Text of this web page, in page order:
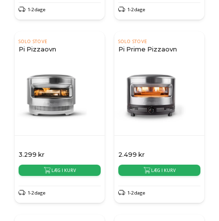
1-2 dage 1-2 dage
SOLO STOVE
Pi Pizzaovn
3.299 kr
LÆG I KURV
1-2 dage
SOLO STOVE
Pi Prime Pizzaovn
2.499 kr
LÆG I KURV
1-2 dage